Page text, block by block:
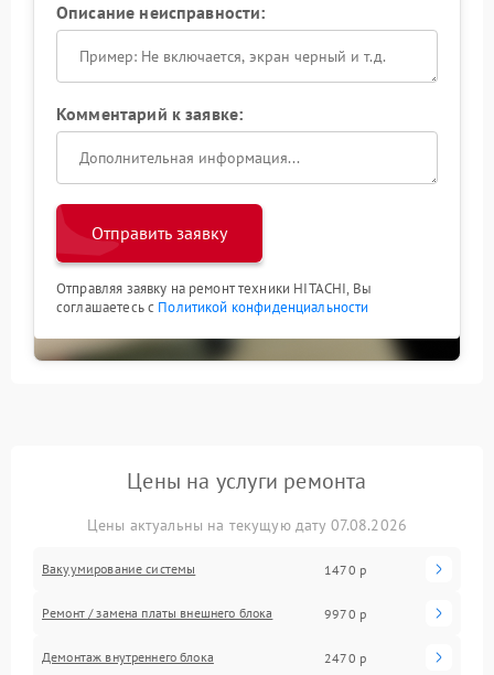
Описание неисправности:
Комментарий к заявке:
Отправить заявку
Отправляя заявку на ремонт техники HITACHI, Вы
соглашаетесь с Политикой конфиденциальности
Цены на услуги ремонта
Цены актуальны на текущую дату 07.08.2026
Вакуумирование системы 1470 р
Ремонт / замена платы внешнего блока 9970 р
Демонтаж внутреннего блока 2470 р